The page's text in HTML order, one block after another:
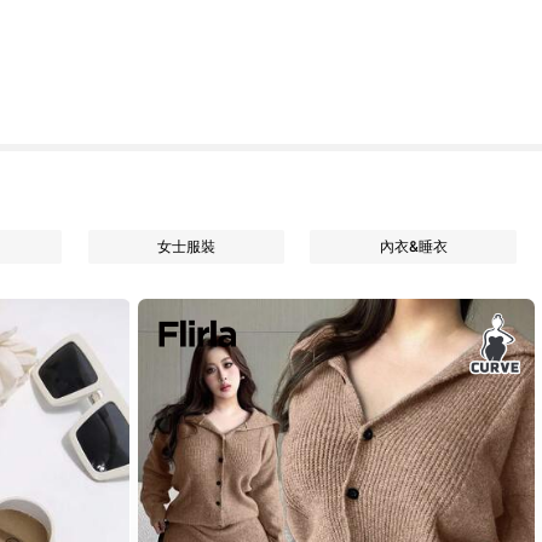
女士服裝 內衣&睡衣